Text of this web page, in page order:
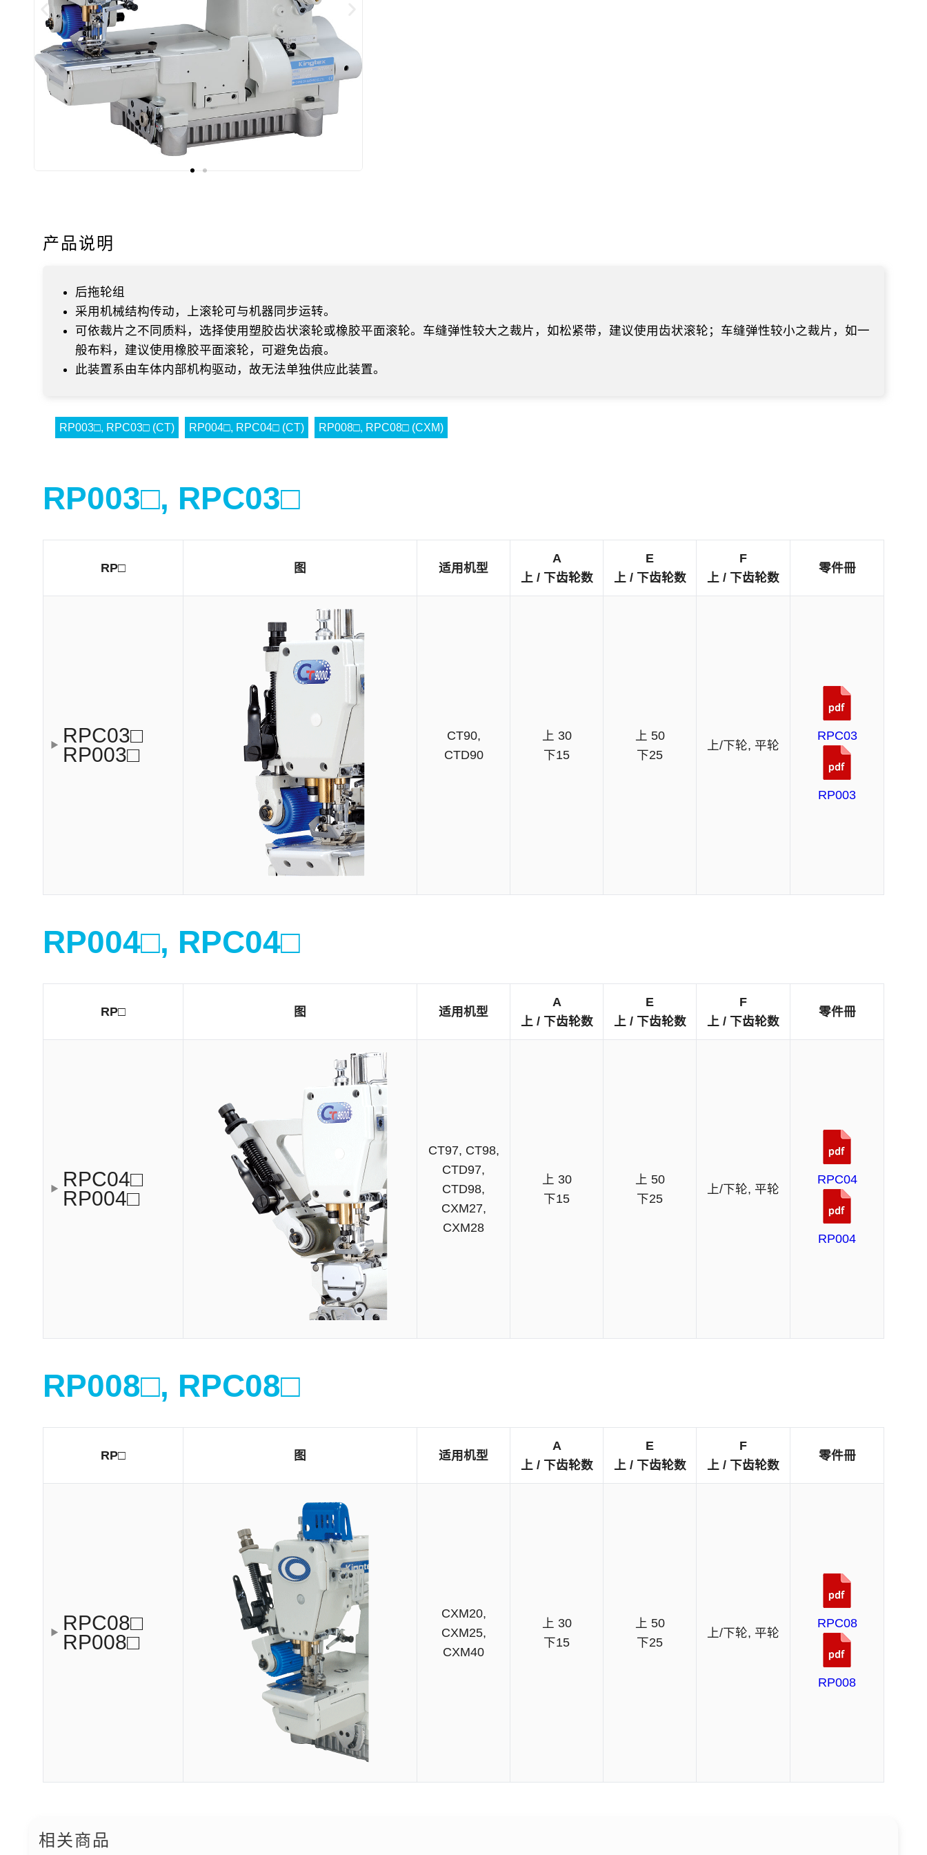
产品说明
后拖轮组
采用机械结构传动，上滚轮可与机器同步运转。
可依裁片之不同质料，选择使用塑胶齿状滚轮或橡胶平面滚轮。车缝弹性较大之裁片，如松紧带，建议使用齿状滚轮；车缝弹性较小之裁片，如一
般布料，建议使用橡胶平面滚轮，可避免齿痕。
此装置系由车体内部机构驱动，故无法单独供应此装置。
RP003□, RPC03□ (CT) RP004□, RPC04□ (CT) RP008□, RPC08□ (CXM)
RP003□, RPC03□
RP□ 图 适用机型
A
上 / 下齿轮数
E
上 / 下齿轮数
F
上 / 下齿轮数
零件冊
RPC03□
RP003□
CT90,
CTD90
上 30
下15
上 50
下25
上/下轮, 平轮
RPC03
RP003
RP004□, RPC04□
RP□ 图 适用机型
A
上 / 下齿轮数
E
上 / 下齿轮数
F
上 / 下齿轮数
零件冊
RPC04□
RP004□
CT97, CT98,
CTD97,
CTD98,
CXM27,
CXM28
上 30
下15
上 50
下25
上/下轮, 平轮
RPC04
RP004
RP008□, RPC08□
RP□ 图 适用机型
A
上 / 下齿轮数
E
上 / 下齿轮数
F
上 / 下齿轮数
零件冊
RPC08□
RP008□
CXM20,
CXM25,
CXM40
上 30
下15
上 50
下25
上/下轮, 平轮
RPC08
RP008
相关商品